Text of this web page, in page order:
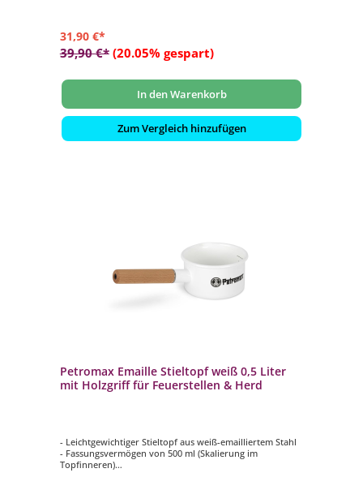
31,90 €*
39,90 €* (20.05% gespart)
In den Warenkorb
Zum Vergleich hinzufügen
Petromax Emaille Stieltopf weiß 0,5 Liter
mit Holzgriff für Feuerstellen & Herd
- Leichtgewichtiger Stieltopf aus weiß-emailliertem Stahl
- Fassungsvermögen von 500 ml (Skalierung im
Topfinneren)